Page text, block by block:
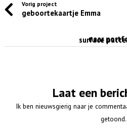
Vorig project
geboortekaartje Emma
surface
naar
Laat een
Ik ben nieuwsgierig naar je
getoond.